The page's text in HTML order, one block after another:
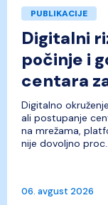
PUBLIKACIJE
Digitalni
počinje i
centara
Digitalno
ali postupanje
na mrežama,
nije dovoljno
06. avgust 2026